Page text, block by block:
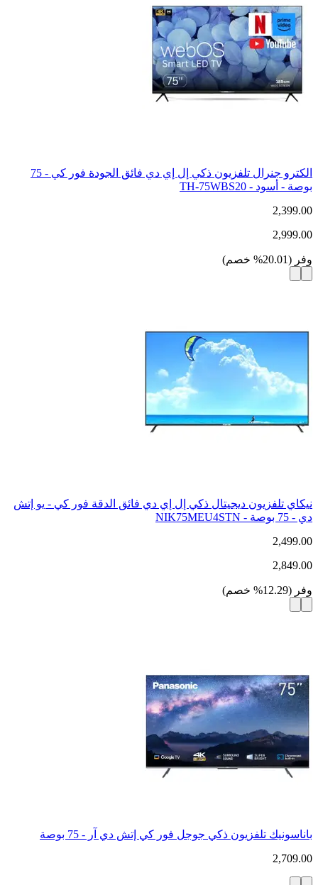
الكترو جنرال تلفزيون ذكي إل إي دي فائق الجودة فور كي - 75
بوصة - أسود - TH-75WBS20
2,399.00
2,999.00
وفر (
20.01
% خصم)
نيكاي تلفزيون ديجيتال ذكي إل إي دي فائق الدقة فور كي - يو إتش
دي - 75 بوصة - NIK75MEU4STN
2,499.00
2,849.00
وفر (
12.29
% خصم)
باناسونيك تلفزيون ذكي جوجل فور كي إتش دي آر - 75 بوصة
2,709.00